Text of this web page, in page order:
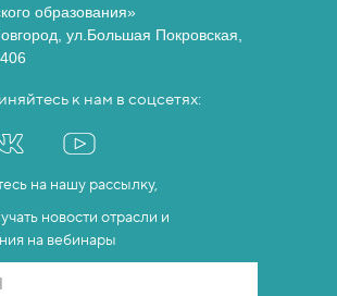
образования»
ул.Большая Покровская,
на нашу рассылку,
новости отрасли и
на вебинары
к нам в соцсетях: